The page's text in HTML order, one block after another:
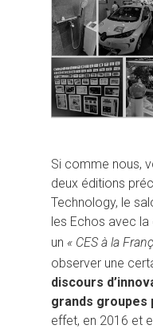
Si comme nous,
deux éditions
Technology, le
les Echos avec
un « CES à la
observer une
discours
grands groupes
effet, en 2016 et